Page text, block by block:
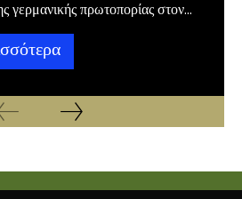
γερμανικής πρωτοπορίας στον...